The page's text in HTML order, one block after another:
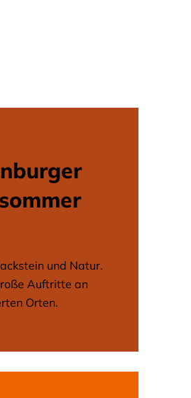
und Natur.
Auftritte an
Orten.